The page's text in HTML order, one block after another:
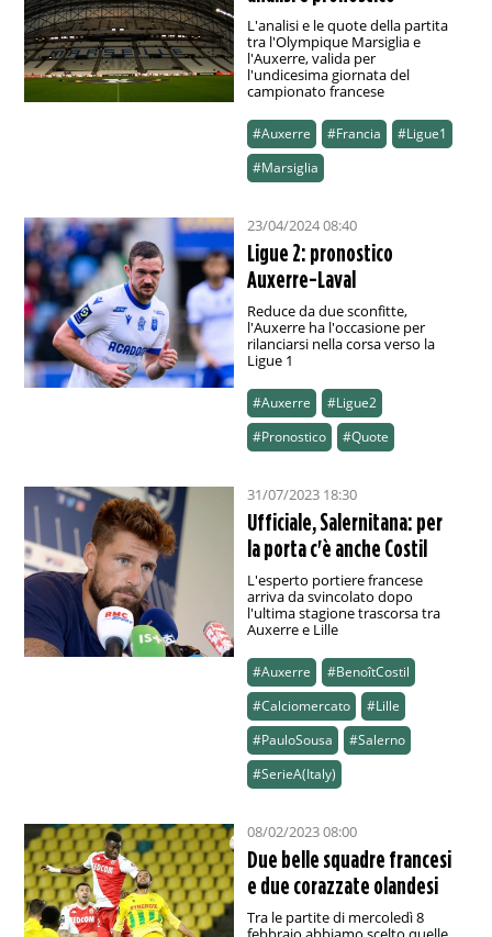
L'analisi e le quote della partita
tra l'Olympique Marsiglia e
l'Auxerre, valida per
l'undicesima giornata del
campionato francese
#Auxerre #Francia
#Ligue1
#Marsiglia
23/04/2024 08:40
Ligue 2: pronostico
Auxerre-Laval
Reduce da due sconfitte,
l'Auxerre ha l'occasione per
rilanciarsi nella corsa verso la
Ligue 1
#Auxerre
#Ligue2
#Pronostico
#Quote
31/07/2023 18:30
Ufficiale, Salernitana: per
la porta c'è anche Costil
L'esperto portiere francese
arriva da svincolato dopo
l'ultima stagione trascorsa tra
Auxerre e Lille
#Auxerre
#BenoîtCostil
#Calciomercato
#Lille
#PauloSousa
#Salerno
#SerieA(Italy)
08/02/2023 08:00
Due belle squadre francesi
e due corazzate olandesi
Tra le partite di mercoledì 8